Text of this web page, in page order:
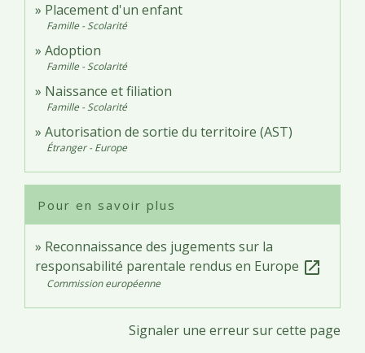
Placement d'un enfant
Famille - Scolarité
Adoption
Famille - Scolarité
Naissance et filiation
Famille - Scolarité
Autorisation de sortie du territoire (AST)
Étranger - Europe
Pour en savoir plus
Reconnaissance des jugements sur la
responsabilité parentale rendus en Europe open_in_new
Commission européenne
Signaler une erreur sur cette page